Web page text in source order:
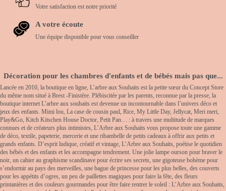
Votre satisfaction est notre priorité
A votre écoute
Une équipe disponible pour vous conseiller
Décoration pour les chambres d'enfants et de bébés mais pas que...
Lancée en 2010, la boutique en ligne, L’arbre aux Souhaits est la petite sœur du Concept Store
du même nom situé à Brest -Finistère. Plébiscitée par les parents, reconnue par la presse, la
boutique internet L’arbre aux souhaits est devenue un incontournable dans l’univers déco et
jeux des enfants. Mimi lou, La case de cousin paul, Rice, My Little Day, Jellycat, Meri meri,
Play&Go, Kitch Kitschen House Doctor, Petit Pan… : à travers une multitude de marques
connues et de créateurs plus intimistes, L’Arbre aux Souhaits vous propose toute une gamme
de déco, textile, papeterie, mercerie et une ribambelle de petits cadeaux à offrir aux petits et
grands enfants. D’esprit ludique, créatif et vintage, L’Arbre aux Souhaits, poétise le quotidien
des bébés et des enfants et les accompagne tendrement. Une jolie lampe ourson pour braver le
noir, un cahier au graphisme scandinave pour écrire ses secrets, une gigoteuse bohème pour
s’endormir au pays des merveilles, une bague de princesse pour les plus belles, des couverts
pour les appétits d’ogres, un peu de paillettes magiques pour faire la fête, des fleurs
printanières et des couleurs gourmandes pour être faire rentrer le soleil : L’Arbre aux Souhaits,